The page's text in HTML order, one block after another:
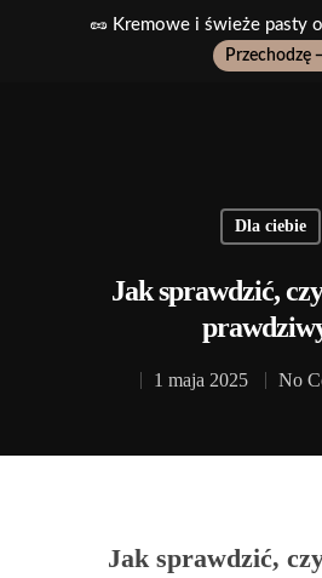
🥜 Kremowe i świeże pasty
Przechodzę
Dla ciebie
Jak sprawdzić,
1 maja 2025 No
Jak sprawdzić,